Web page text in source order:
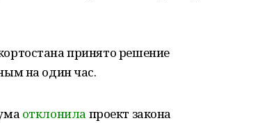
принято решение
на один час.
отклонила проект закона